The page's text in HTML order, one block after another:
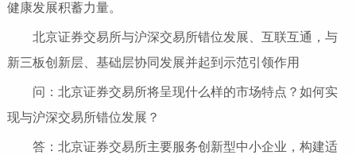
健康发展积蓄力量。
北京证券交易所与沪深交易所错位发展、互联互通，与
新三板创新层、基础层协同发展并起到示范引领作用
问：北京证券交易所将呈现什么样的市场特点？如何实
现与沪深交易所错位发展？
答：北京证券交易所主要服务创新型中小企业，构建适